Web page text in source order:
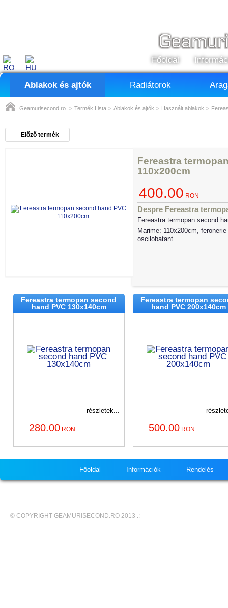
Főoldal
Ablakok és ajtók Radiátorok
Geamurisecond.ro > Termék Lista > Ablakok és ajtók > Használt ablakok >
Előző termék
Fereastra
110x200cm
400.00 RON
Despre Fereastra
Fereastra termopan second
Marime: 110x200cm,
oscilobatant.
Fereastra termopan second
hand PVC 130x140cm
részletek...
280.00RON
Fereastra termopan
hand PVC 200x140cm
500.00RON
Főoldal Információk Rendelés
© COPYRIGHT GEAMURISECOND.RO 2013 .: